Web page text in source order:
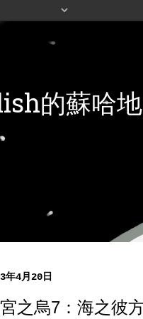
的蘇哈地
年4月20日
之烏7：海之彼